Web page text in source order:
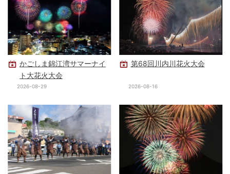
かごしま錦江湾サマーナイ
ト大花火大会
2026-08-29
第68回川内川花火大会
2026-08-16